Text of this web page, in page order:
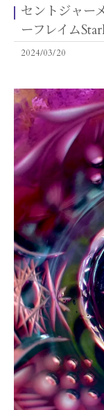
セントジャー
ーフレイム
2024/03/20